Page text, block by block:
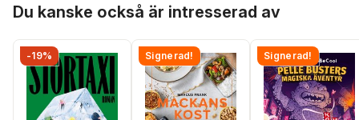
Du kanske också är intresserad av
-19% Signerad! Signerad!